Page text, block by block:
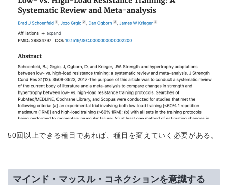
50回以上できる種目であれば、種目を変えていく必要がある。
マインド・マッスル・コネクションを意識する